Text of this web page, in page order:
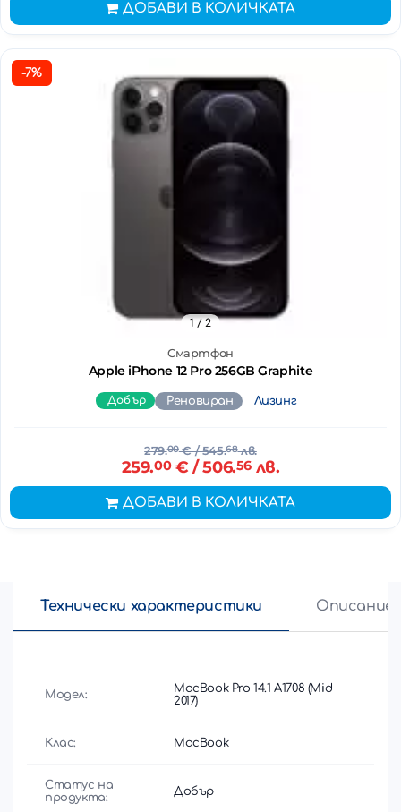
ДОБАВИ В КОЛИЧКАТА
-7%
Смартфон
Apple iPhone 12 Pro 256GB Graphite
1 / 2
Добър Реновиран Лизинг
279.00€/ 545.68лв.
259.00€ / 506.56лв.
ДОБАВИ В КОЛИЧКАТА
Технически характеристики Описание
Модел:
MacBook Pro 14.1 A1708 (Mid
2017)
Клас: MacBook
Статус на
продукта:
Добър